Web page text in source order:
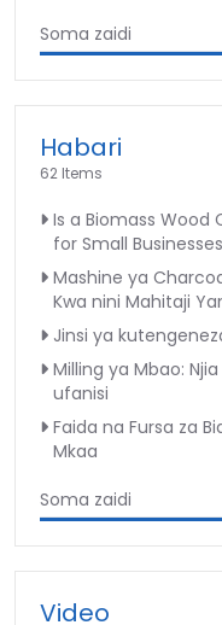
Soma zaidi
Habari
62 Items
Is a Biomass Wood
for Small
Mashine ya
Kwa nini Mahitaji
Jinsi ya
Milling ya Mbao:
ufanisi
Faida na Fursa za
Mkaa
Soma zaidi
Video